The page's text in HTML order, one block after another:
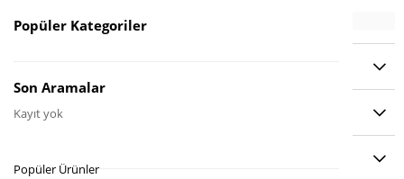
ÖDEME SEÇENEKLERI
Popüler Kategoriler
Son Aramalar
Kayıt yok
Popüler Ürünler